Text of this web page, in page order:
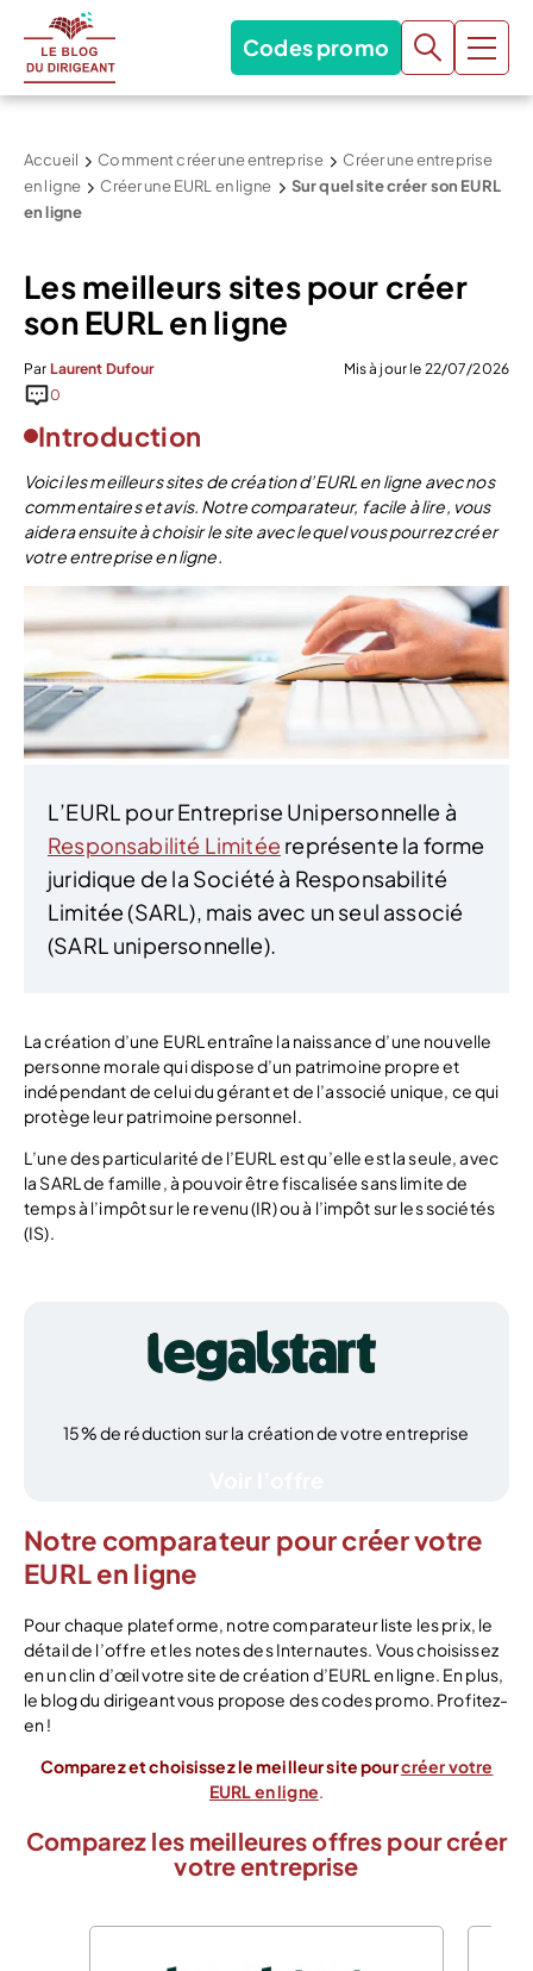
Codes promo
Accueil Comment créer une entreprise
Créer une entreprise
en ligne
Créer une EURL en ligne
Sur quel site créer son EURL
en ligne
Les meilleurs sites pour créer
son EURL en ligne
Par Laurent Dufour
Mis à jour le 22/07/2026
0
Introduction
Voici les meilleurs sites de création d’EURL en ligne avec nos
commentaires et avis. Notre comparateur, facile à lire, vous
aidera ensuite à choisir le site avec lequel vous pourrez créer
votre entreprise en ligne.
L’EURL pour Entreprise Unipersonnelle à
Responsabilité Limitée représente la forme
juridique de la Société à Responsabilité
Limitée (SARL), mais avec un seul associé
(SARL unipersonnelle).
La création d’une EURL entraîne la naissance d’une nouvelle
personne morale qui dispose d’un patrimoine propre et
indépendant de celui du gérant et de l’associé unique, ce qui
protège leur patrimoine personnel.
L’une des particularité de l’EURL est qu’elle est la seule, avec
la SARL de famille, à pouvoir être fiscalisée sans limite de
temps à l’impôt sur le revenu (IR) ou à l’impôt sur les sociétés
(IS).
15% de réduction sur la création de votre entreprise
Notre comparateur pour créer votre
EURL en ligne
Pour chaque plateforme, notre comparateur liste les prix, le
détail de l’offre et les notes des Internautes. Vous choisissez
en un clin d’œil votre site de création d’EURL en ligne. En plus,
le blog du dirigeant vous propose des codes promo. Profitez-
en !
Comparez et choisissez le meilleur site pourcréer votre
EURL en ligne
Comparez les meilleures offres pour créer
votre entreprise